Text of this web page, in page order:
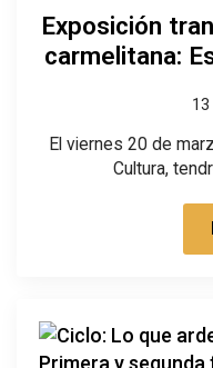
Exposición
carmelitana:
El viernes 20 de
Cultura,